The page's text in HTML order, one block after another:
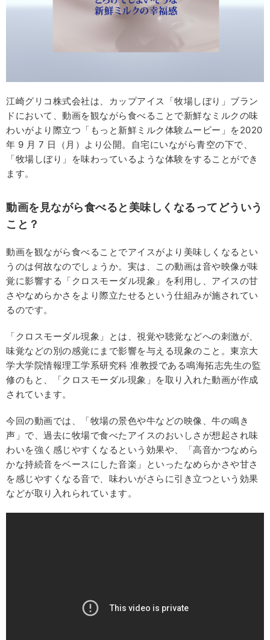
江崎グリコ株式会社は、カップアイス「牧場しぼり」ブラン
ドにおいて、動画を観ながら食べることで新鮮なミルクの味
わいがより際立つ「もっと新鮮ミルク体験ムービー」を2020
年 9 月 7 日（月）より公開。自宅にいながら青空の下で、
「牧場しぼり」を味わっているような体験をすることができ
ます。
動画を見ながら食べると美味しくなるってどういう
こと？
動画を観ながら食べることでアイスがより美味しくなるとい
うのは何故なのでしょうか。実は、この動画は音や映像が味
覚に影響する「クロスモーダル現象」を利用し、アイスの甘
さやなめらかさをより際立たせるという仕組みが施されてい
るのです。
「クロスモーダル現象」とは、視覚や聴覚などへの刺激が、
味覚などの別の感覚にまで影響を与える現象のこと。東京大
学大学院情報理工学系研究科 准教授である鳴海拓志先生の監
修のもと、「クロスモーダル現象」を取り入れた動画が作成
されています。
今回の動画では、「牧場の景色や牛などの映像、牛の鳴き
声」で、過去に牧場で食べたアイスのおいしさが想起され味
わいを強く感じやすくなるという効果や、「高音かつなめら
かな持続音をベースにした音楽」といったなめらかさや甘さ
を感じやすくなる音で、味わいがさらに引き立つという効果
などが取り入れられています。